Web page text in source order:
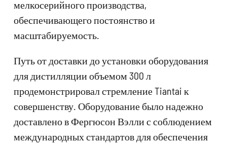
мелкосерийного производства,
обеспечивающего постоянство и
масштабируемость.
Путь от доставки до установки оборудования
для дистилляции объемом 300 л
продемонстрировал стремление Tiantai к
совершенству. Оборудование было надежно
доставлено в Фергюсон Вэлли с соблюдением
международных стандартов для обеспечения